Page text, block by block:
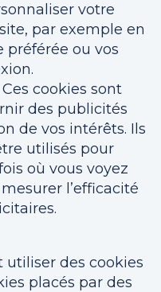
votre
par exemple en
ou vos
Ces cookies sont
des publicités
de vos intérêts. Ils
utilisés pour
où vous voyez
l’efficacité
utiliser des cookies
placés par des